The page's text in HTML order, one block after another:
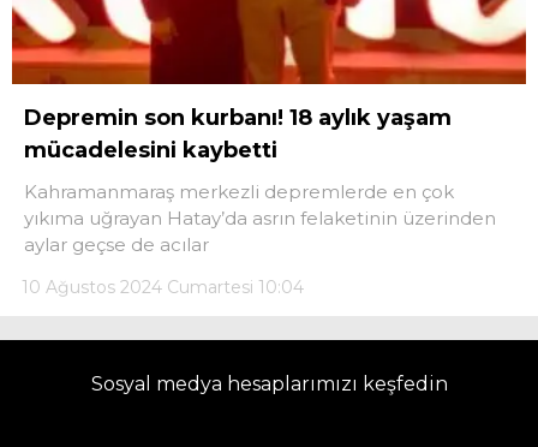
Depremin son kurbanı! 18 aylık yaşam
mücadelesini kaybetti
Kahramanmaraş merkezli depremlerde en çok
yıkıma uğrayan Hatay’da asrın felaketinin üzerinden
aylar geçse de acılar
10 Ağustos 2024 Cumartesi 10:04
Sosyal medya hesaplarımızı keşfedin